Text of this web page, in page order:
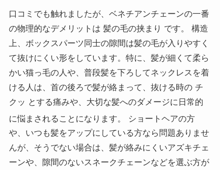
口コミでも触れましたが、ベネチアンチェーンの一番
の物理的なデメリットは 髪の毛の挟まり です。 構造
上、ボックスパーツ同士の隙間は髪の毛が入りやすく
て抜けにくい形をしています。特に、髪が細くて柔ら
かい猫っ毛の人や、普段髪を下ろしてネックレスを着
ける人は、首の後ろで髪が絡まって、抜ける時の チ
クッ とする痛みや、大切な髪へのダメージに日常的
に悩まされることになります。
ショートヘアの方
や、いつも髪をアップにしている方なら問題ありませ
んが、そうでない場合は、髪が絡みにくいアズキチェ
ーンや、隙間のないスネークチェーンなどを選ぶ方が